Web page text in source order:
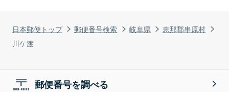
日本郵便トップ 郵便番号検索 岐阜県
恵那郡串原村
川ケ渡
郵便番号を調べる